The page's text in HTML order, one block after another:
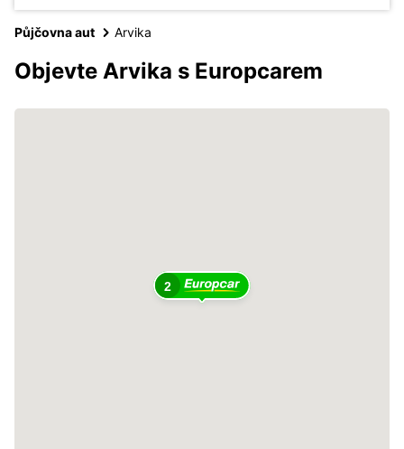
Půjčovna aut Arvika
Objevte Arvika s Europcarem
2